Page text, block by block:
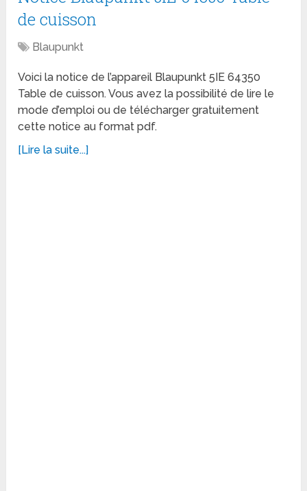
de cuisson
Blaupunkt
Voici la notice de l’appareil Blaupunkt 5IE 64350
Table de cuisson. Vous avez la possibilité de lire le
mode d’emploi ou de télécharger gratuitement
cette notice au format pdf.
[Lire la suite...]